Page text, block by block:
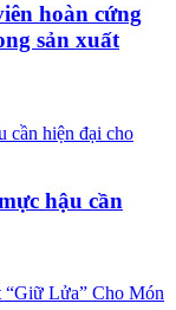
hoàn cứng
sản xuất
hậu cần